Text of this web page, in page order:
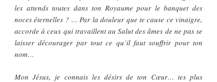
les attends toutes dans ton Royaume pour le banquet des
noces éternelles ? … Par la douleur que te cause ce vinaigre,
accorde à ceux qui travaillent au Salut des âmes de ne pas se
laisser décourager par tout ce qu’il faut souffrir pour ton
nom…
Mon Jésus, je connais les désirs de ton Cœur… tes plus